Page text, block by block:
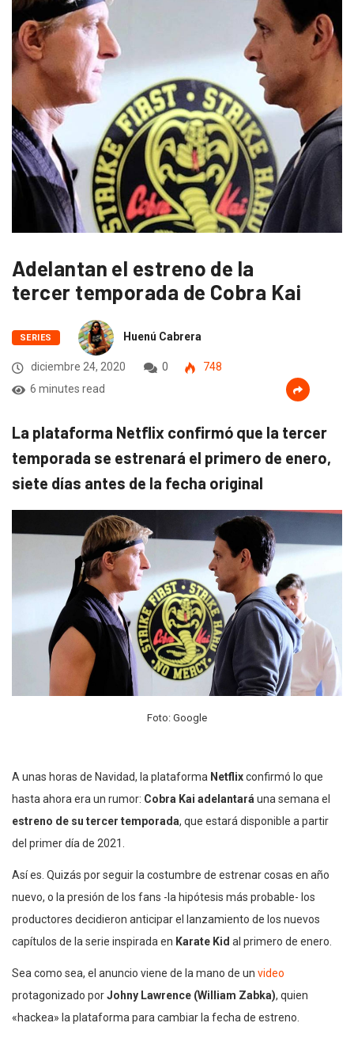
Adelantan el estreno de la
tercer temporada de Cobra Kai
SERIES Huenú Cabrera
diciembre 24, 2020 0
748
6 minutes read
La plataforma Netflix confirmó que la tercer
temporada se estrenará el primero de enero,
siete días antes de la fecha original
Foto: Google
A unas horas de Navidad, la plataforma Netflixconfirmó lo que
hasta ahora era un rumor: Cobra Kai adelantaráuna semana el
estreno de su tercer temporada, que estará disponible a partir
del primer día de 2021.
Así es. Quizás por seguir la costumbre de estrenar cosas en año
nuevo, o la presión de los fans -la hipótesis más probable- los
productores decidieron anticipar el lanzamiento de los nuevos
capítulos de la serie inspirada en Karate Kid al primero de enero.
Sea como sea, el anuncio viene de la mano de un video
protagonizado porJohny Lawrence (William Zabka), quien
«hackea» la plataforma para cambiar la fecha de estreno.